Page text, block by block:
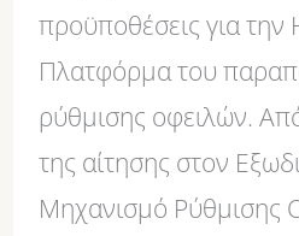
προϋποθέσεις για την
Πλατφόρμα του
ρύθμισης οφειλών.
της αίτησης στον
Μηχανισμό Ρύθμισης